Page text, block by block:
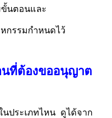
ขั้นตอนและ
กรรมกำหนดไว้
นที่ต้องขออนุญาต
นประเภทไหน ดูได้จาก